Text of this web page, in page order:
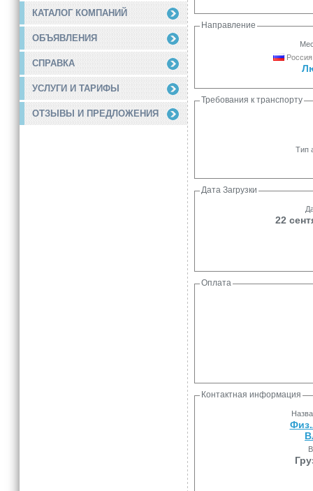
КАТАЛОГ КОМПАНИЙ
ОБЪЯВЛЕНИЯ
СПРАВКА
УСЛУГИ И ТАРИФЫ
ОТЗЫВЫ И ПРЕДЛОЖЕНИЯ
Направление
Требования к транспорту
Тип
Дата Загрузки
22
Оплата
Контактная информация